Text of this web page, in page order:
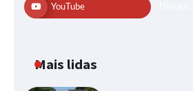
YouTube
Mais lidas